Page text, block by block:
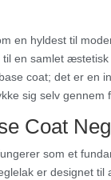
en hyldest til
en samlet
coat; det er en
sig selv gennem
Coat
som et
er designet til